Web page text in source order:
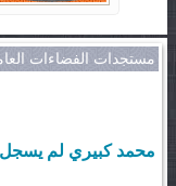
مستجدات الفضاءات
محمد كبيري لم يسجل